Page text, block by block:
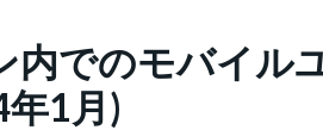
でのモバイル
1月)